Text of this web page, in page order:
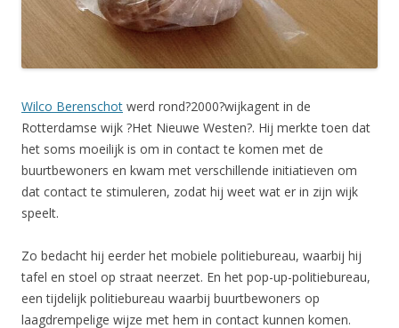
Wilco Berenschot werd rond?2000?wijkagent in de
Rotterdamse wijk ?Het Nieuwe Westen?. Hij merkte toen dat
het soms moeilijk is om in contact te komen met de
buurtbewoners en kwam met verschillende initiatieven om
dat contact te stimuleren, zodat hij weet wat er in zijn wijk
speelt.
Zo bedacht hij eerder het mobiele politiebureau, waarbij hij
tafel en stoel op straat neerzet. En het pop-up-politiebureau,
een tijdelijk politiebureau waarbij buurtbewoners op
laagdrempelige wijze met hem in contact kunnen komen.